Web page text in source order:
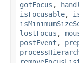
gotFocus ,
isFocusable,
lostFocus ,
postEvent ,